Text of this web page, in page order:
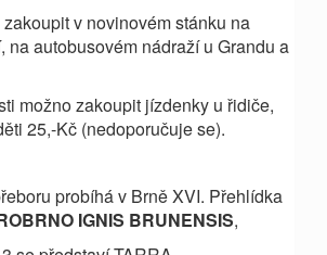
v novinovém stánku na
na autobusovém nádraží u Grandu a
možno zakoupit jízdenky u řidiče,
25,-Kč (nedoporučuje se).
probíhá v Brně XVI. Přehlídka
IGNIS BRUNENSIS,